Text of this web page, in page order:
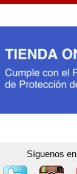
Síguenos en